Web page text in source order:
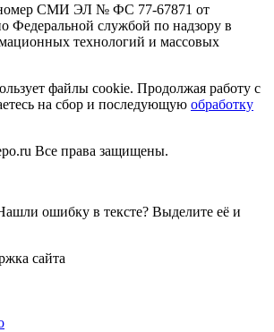
СМИ ЭЛ № ФС 77-67871 от
Федеральной службой по надзору в
технологий и массовых
файлы cookie. Продолжая работу с
на сбор и последующую обработку
Все права защищены.
ошибку в тексте? Выделите её и
сайта